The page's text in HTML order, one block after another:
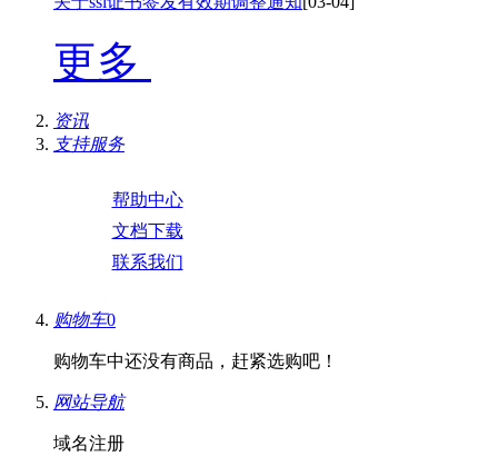
更多
资讯
支持服务
帮助中心
文档下载
联系我们
购物车0
购物车中还没有商品，赶紧选购吧！
网站导航
域名注册